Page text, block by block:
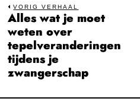
Bericht
navigatie
VORIG VERHAAL
Previous
post:
Alles wat je moet
weten over
tepelveranderingen
tijdens je
zwangerschap